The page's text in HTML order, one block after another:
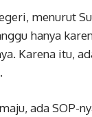
menurut
hanya
Karena itu,
ada SOP-